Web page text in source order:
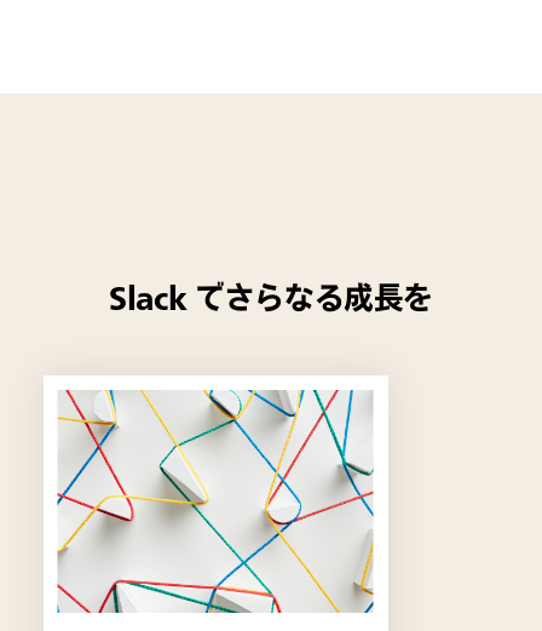
Slack でさらなる成長を
リ
ン
新
い
タ
ブ